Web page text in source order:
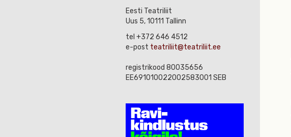
Eesti Teatriliit
Uus 5, 10111 Tallinn
tel +372 646 4512
e-post teatriliit@teatriliit.ee
registrikood 80035656
EE691010022002583001 SEB